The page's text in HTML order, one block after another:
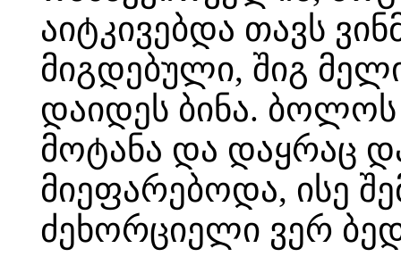
აიტკივებდა თავს
მიგდებული, შიგ
დაიდეს ბინა. ბოლოს
მოტანა და დაყრაც
მიეფარებოდა, ისე
ძეხორციელი ვერ